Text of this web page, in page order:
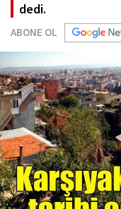
dedi.
ABONE OL